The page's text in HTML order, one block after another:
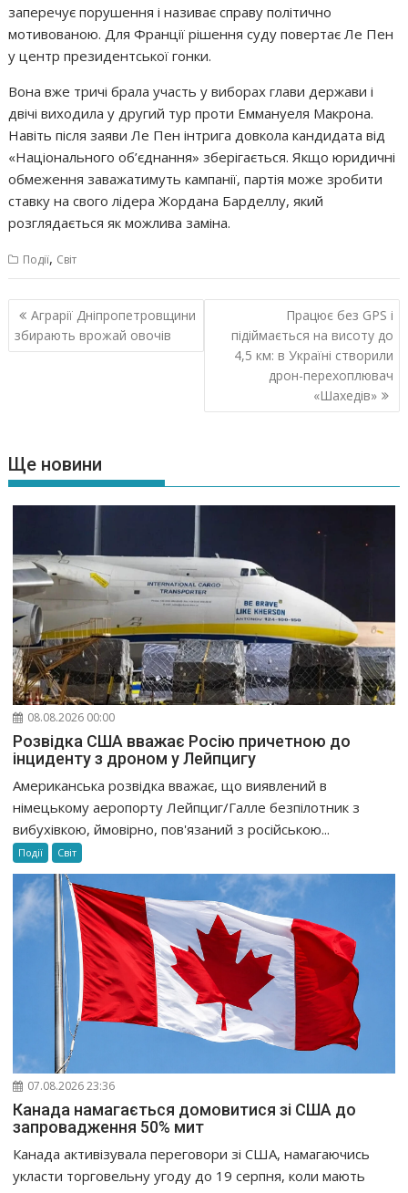
заперечує порушення і називає справу політично
мотивованою. Для Франції рішення суду повертає Ле Пен
у центр президентської гонки.
Вона вже тричі брала участь у виборах глави держави і
двічі виходила у другий тур проти Еммануеля Макрона.
Навіть після заяви Ле Пен інтрига довкола кандидата від
«Національного об’єднання» зберігається. Якщо юридичні
обмеження заважатимуть кампанії, партія може зробити
ставку на свого лідера Жордана Барделлу, який
розглядається як можлива заміна.
Події, Світ
Навігація
записів
Аграрії Дніпропетровщини
збирають врожай овочів
Працює без GPS і
підіймається на висоту до
4,5 км: в Україні створили
дрон-перехоплювач
«Шахедів»
Ще новини
08.08.2026 00:00
Розвідка США вважає Росію причетною до
інциденту з дроном у Лейпцигу
Американська розвідка вважає, що виявлений в
німецькому аеропорту Лейпциг/Галле безпілотник з
вибухівкою, ймовірно, пов'язаний з російською...
Події Світ
07.08.2026 23:36
Канада намагається домовитися зі США до
запровадження 50% мит
Канада активізувала переговори зі США, намагаючись
укласти торговельну угоду до 19 серпня, коли мають